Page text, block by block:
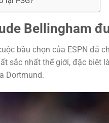
Bellingham
bầu chọn của ESPN đã
sắc nhất thế giới, đặc biệt
Dortmund.